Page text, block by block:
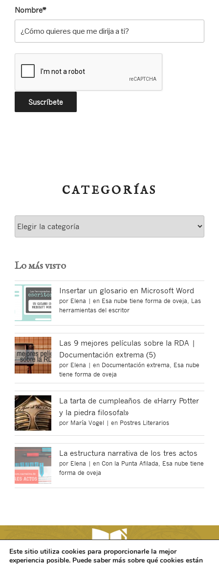
Nombre*
CATEGORÍAS
Lo más visto
Insertar un glosario en Microsoft Word
por Elena | en Esa nube tiene forma de oveja, Las
herramientas del escritor
Las 9 mejores películas sobre la RDA |
Documentación extrema (5)
por Elena | en Documentación extrema, Esa nube
tiene forma de oveja
La tarta de cumpleaños de «Harry Potter
y la piedra filosofal»
por María Vogel | en Postres Literarios
La estructura narrativa de los tres actos
por Elena | en Con la Punta Afilada, Esa nube tiene
forma de oveja
Este sitio utiliza cookies para proporcionarle la mejor
experiencia posible. Puede saber más sobre qué cookies están